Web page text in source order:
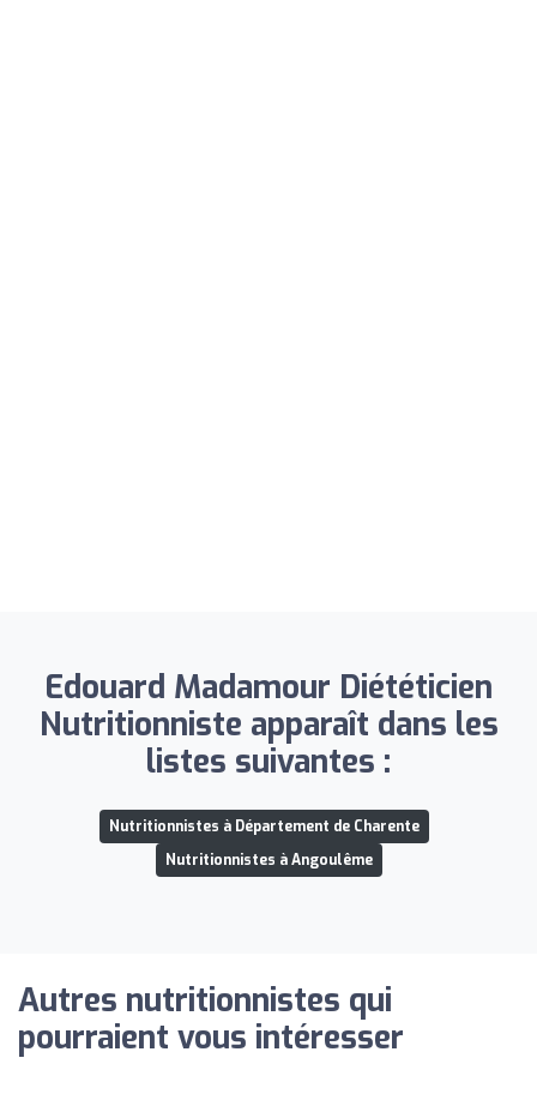
Edouard Madamour Diététicien
Nutritionniste apparaît dans les
listes suivantes :
Nutritionnistes à Département de Charente
Nutritionnistes à Angoulême
Autres nutritionnistes qui
pourraient vous intéresser